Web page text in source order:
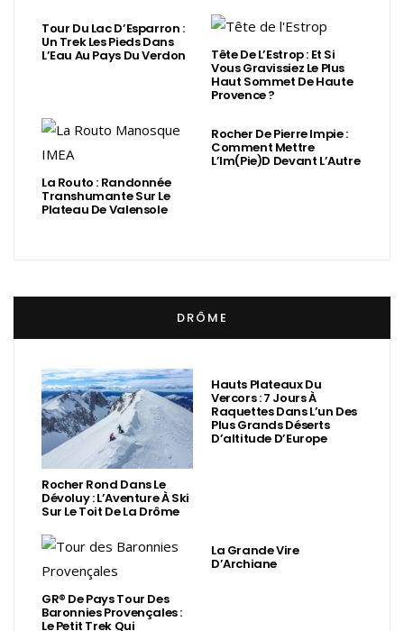
Tour Du Lac D’Esparron :
Un Trek Les Pieds Dans
L’Eau Au Pays Du Verdon Tête De L’Estrop : Et Si
Vous Gravissiez Le Plus
Haut Sommet De Haute
Provence ?
La Routo : Randonnée
Transhumante Sur Le
Plateau De Valensole
Rocher De Pierre Impie :
Comment Mettre
L’Im(Pie)d Devant L’Autre
DRÔME
Rocher Rond Dans Le
Dévoluy : L’Aventure À Ski
Sur Le Toit De La Drôme
Hauts Plateaux Du
Vercors : 7 Jours À
Raquettes Dans L’un Des
Plus Grands Déserts
D’altitude D’Europe
GR® De Pays Tour Des
Baronnies Provençales :
Le Petit Trek Qui
La Grande Vire
D’Archiane